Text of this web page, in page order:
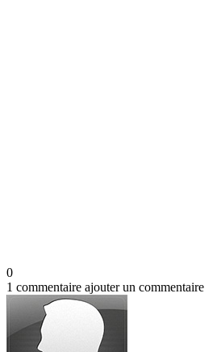
0
1 commentaire ajouter un commentaire